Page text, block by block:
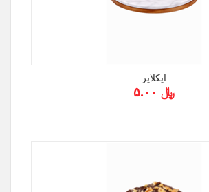
ايكلاير
﷼ ۵.۰۰